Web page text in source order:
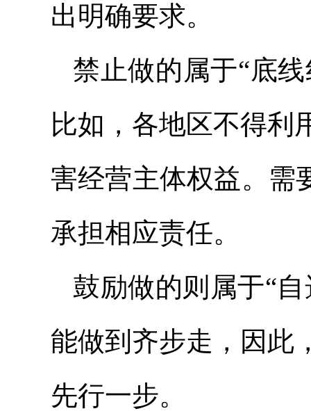
出明确要求。
禁止做的属于“底
比如，各地区不得利
害经营主体权益。需
承担相应责任。
鼓励做的则属于“
能做到齐步走，因此
先行一步。